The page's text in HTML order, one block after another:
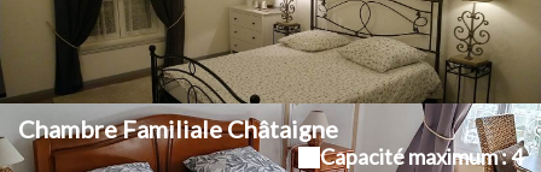
Chambre Familiale Châtaigne
Capacité maximum : 4